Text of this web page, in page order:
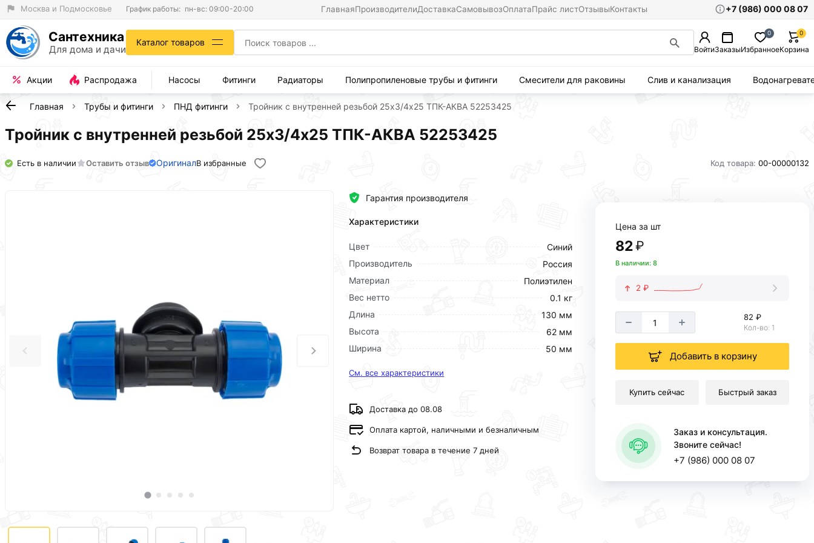
Москва и Подмосковье График работы: пн-вс: 09:00-20:00 ГлавнаяПроизводителиДоставкаСамовывозОплатаПрайс листОтзывыКонтакты +7 (986) 000 08 07
Сантехника
Для дома и дачи
Каталог товаров
ВойтиЗаказыИзбранное
0
Корзина
0
Акции Распродажа Насосы Фитинги Радиаторы Полипропиленовые трубы и фитинги Смесители для раковины Слив и канализация
Главная Трубы и фитинги ПНД фитинги Тройник с внутренней резьбой 25х3/4х25 ТПК-АКВА 52253425
Тройник с внутренней резьбой 25х3/4х25 ТПК-АКВА 52253425
Есть в наличии Оставить отзыв ОригиналВ избранные Код товара: 00-00000132
Гарантия производителя
Характеристики
Цвет
Синий
Производитель
Россия
Материал
Полиэтилен
Вес нетто
0.1 кг
Длина
130 мм
Высота
62 мм
Ширина
50 мм
См. все характеристики
Доставка до 08.08
Оплата картой, наличными и безналичным
Возврат товара в течение 7 дней
Цена за шт
82₽
В наличии: 8
2 ₽
82 ₽
Кол-во: 1
Добавить в корзину
Купить сейчас Быстрый заказ
Заказ и консультация.
Звоните сейчас!
+7 (986) 000 08 07